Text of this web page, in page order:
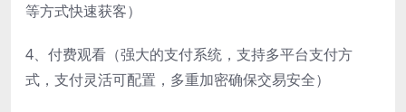
等方式快速获客）
4、付费观看（强大的支付系统，支持多平台支付方
式，支付灵活可配置，多重加密确保交易安全）